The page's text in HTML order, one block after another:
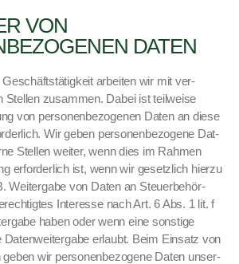
VON
DATEN
arbeit­en wir mit ver­
Stellen zusam­men. Dabei ist teil­weise
von per­so­n­en­be­zo­ge­nen Dat­en an diese
Wir geben per­so­n­en­be­zo­gene Dat­
Stellen weit­er, wenn dies im Rah­men
erforder­lich ist, wenn wir geset­zlich hierzu
Weit­er­gabe von Dat­en an Steuer­be­hör­
Inter­esse nach Art. 6 Abs. 1 lit. f
haben oder wenn eine son­stige
Daten­weit­er­gabe erlaubt. Beim Ein­satz von
geben wir per­so­n­en­be­zo­gene Dat­en unser­